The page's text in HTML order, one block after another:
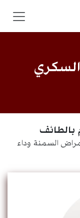
بالطائف
السمنة وداء